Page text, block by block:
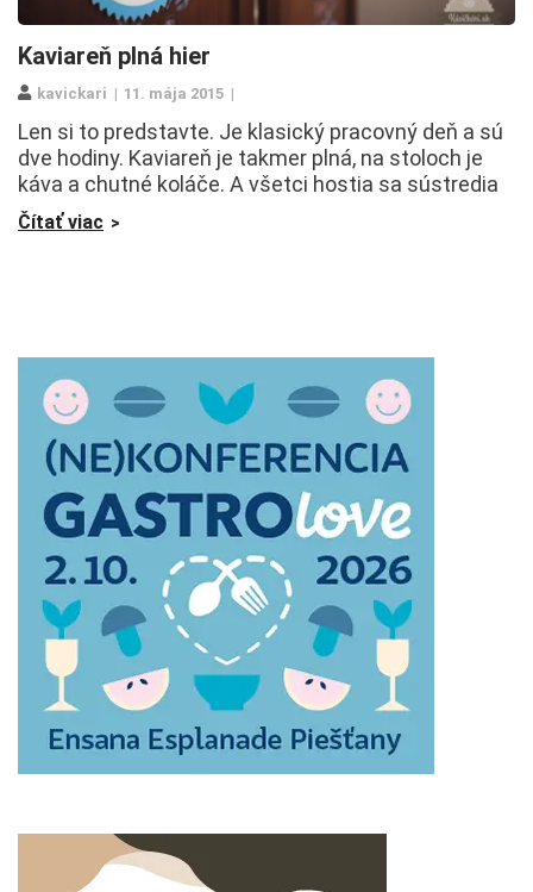
Kaviareň plná hier
kavickari 11. mája 2015
Len si to predstavte. Je klasický pracovný deň a sú
dve hodiny. Kaviareň je takmer plná, na stoloch je
káva a chutné koláče. A všetci hostia sa sústredia
Čítať viac